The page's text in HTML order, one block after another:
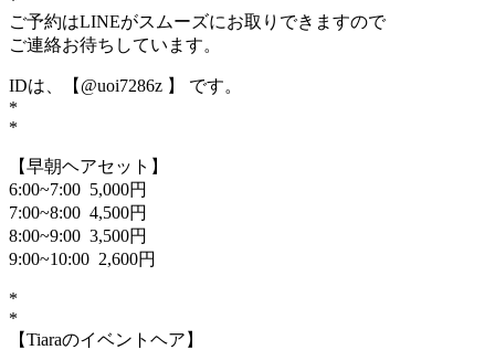
ご予約はLINEがスムーズにお取りできますので
ご連絡お待ちしています。
IDは、【@uoi7286z 】 です。
*
*
【早朝ヘアセット】
6:00~7:00 5,000円
7:00~8:00 4,500円
8:00~9:00 3,500円
9:00~10:00 2,600円
*
*
【Tiaraのイベントヘア】